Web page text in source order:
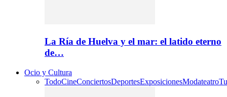
La Ría de Huelva y el mar: el latido eterno
de…
Ocio y Cultura
TodoCineConciertosDeportesExposicionesModateatro